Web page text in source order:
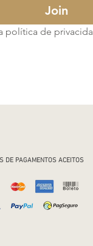
Join
política de
DE PAGAMENTOS ACEITOS